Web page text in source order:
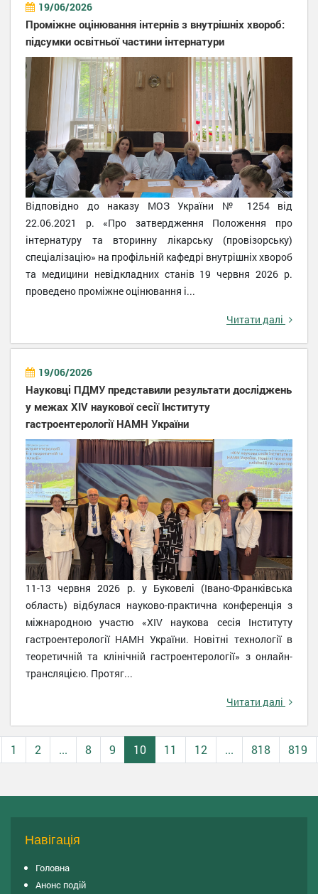
19/06/2026
Проміжне оцінювання інтернів з внутрішніх хвороб:
підсумки освітньої частини інтернатури
Відповідно до наказу МОЗ України № 1254 від
22.06.2021 р. «Про затвердження Положення про
інтернатуру та вторинну лікарську (провізорську)
спеціалізацію» на профільній кафедрі внутрішніх хвороб
та медицини невідкладних станів 19 червня 2026 р.
проведено проміжне оцінювання і...
Читати далі
19/06/2026
Науковці ПДМУ представили результати досліджень
у межах XIV наукової сесії Інституту
гастроентерології НАМН України
11-13 червня 2026 р. у Буковелі (Івано-Франківська
область) відбулася науково-практична конференція з
міжнародною участю «XIV наукова сесія Інституту
гастроентерології НАМН України. Новітні технології в
теоретичній та клінічній гастроентерології» з онлайн-
трансляцією. Протяг...
Читати далі
1 2 ... 8 9 10 11 12 ... 818 819
Навігація
Головна
Анонс подій